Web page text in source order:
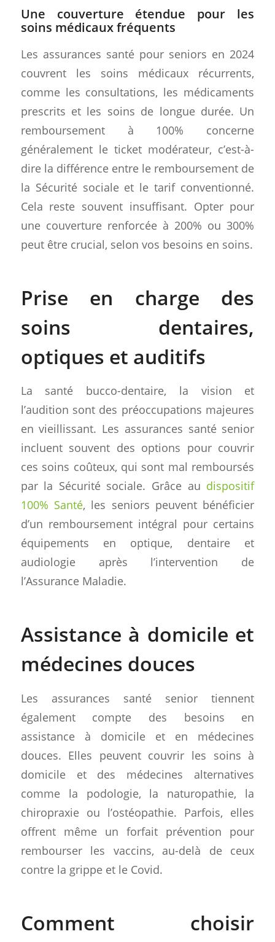
Une couverture étendue pour les
soins médicaux fréquents
Les assurances santé pour seniors en 2024
couvrent les soins médicaux récurrents,
comme les consultations, les médicaments
prescrits et les soins de longue durée. Un
remboursement à 100% concerne
généralement le ticket modérateur, c’est-à-
dire la différence entre le remboursement de
la Sécurité sociale et le tarif conventionné.
Cela reste souvent insuffisant. Opter pour
une couverture renforcée à 200% ou 300%
peut être crucial, selon vos besoins en soins.
Prise en charge des
soins dentaires,
optiques et auditifs
La santé bucco-dentaire, la vision et
l’audition sont des préoccupations majeures
en vieillissant. Les assurances santé senior
incluent souvent des options pour couvrir
ces soins coûteux, qui sont mal remboursés
par la Sécurité sociale. Grâce au dispositif
100% Santé, les seniors peuvent bénéficier
d’un remboursement intégral pour certains
équipements en optique, dentaire et
audiologie après l’intervention de
l’Assurance Maladie.
Assistance à domicile et
médecines douces
Les assurances santé senior tiennent
également compte des besoins en
assistance à domicile et en médecines
douces. Elles peuvent couvrir les soins à
domicile et des médecines alternatives
comme la podologie, la naturopathie, la
chiropraxie ou l’ostéopathie. Parfois, elles
offrent même un forfait prévention pour
rembourser les vaccins, au-delà de ceux
contre la grippe et le Covid.
Comment choisir